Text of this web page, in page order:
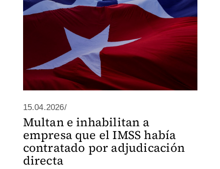
15.04.2026/
Multan e inhabilitan a
empresa que el IMSS había
contratado por adjudicación
directa